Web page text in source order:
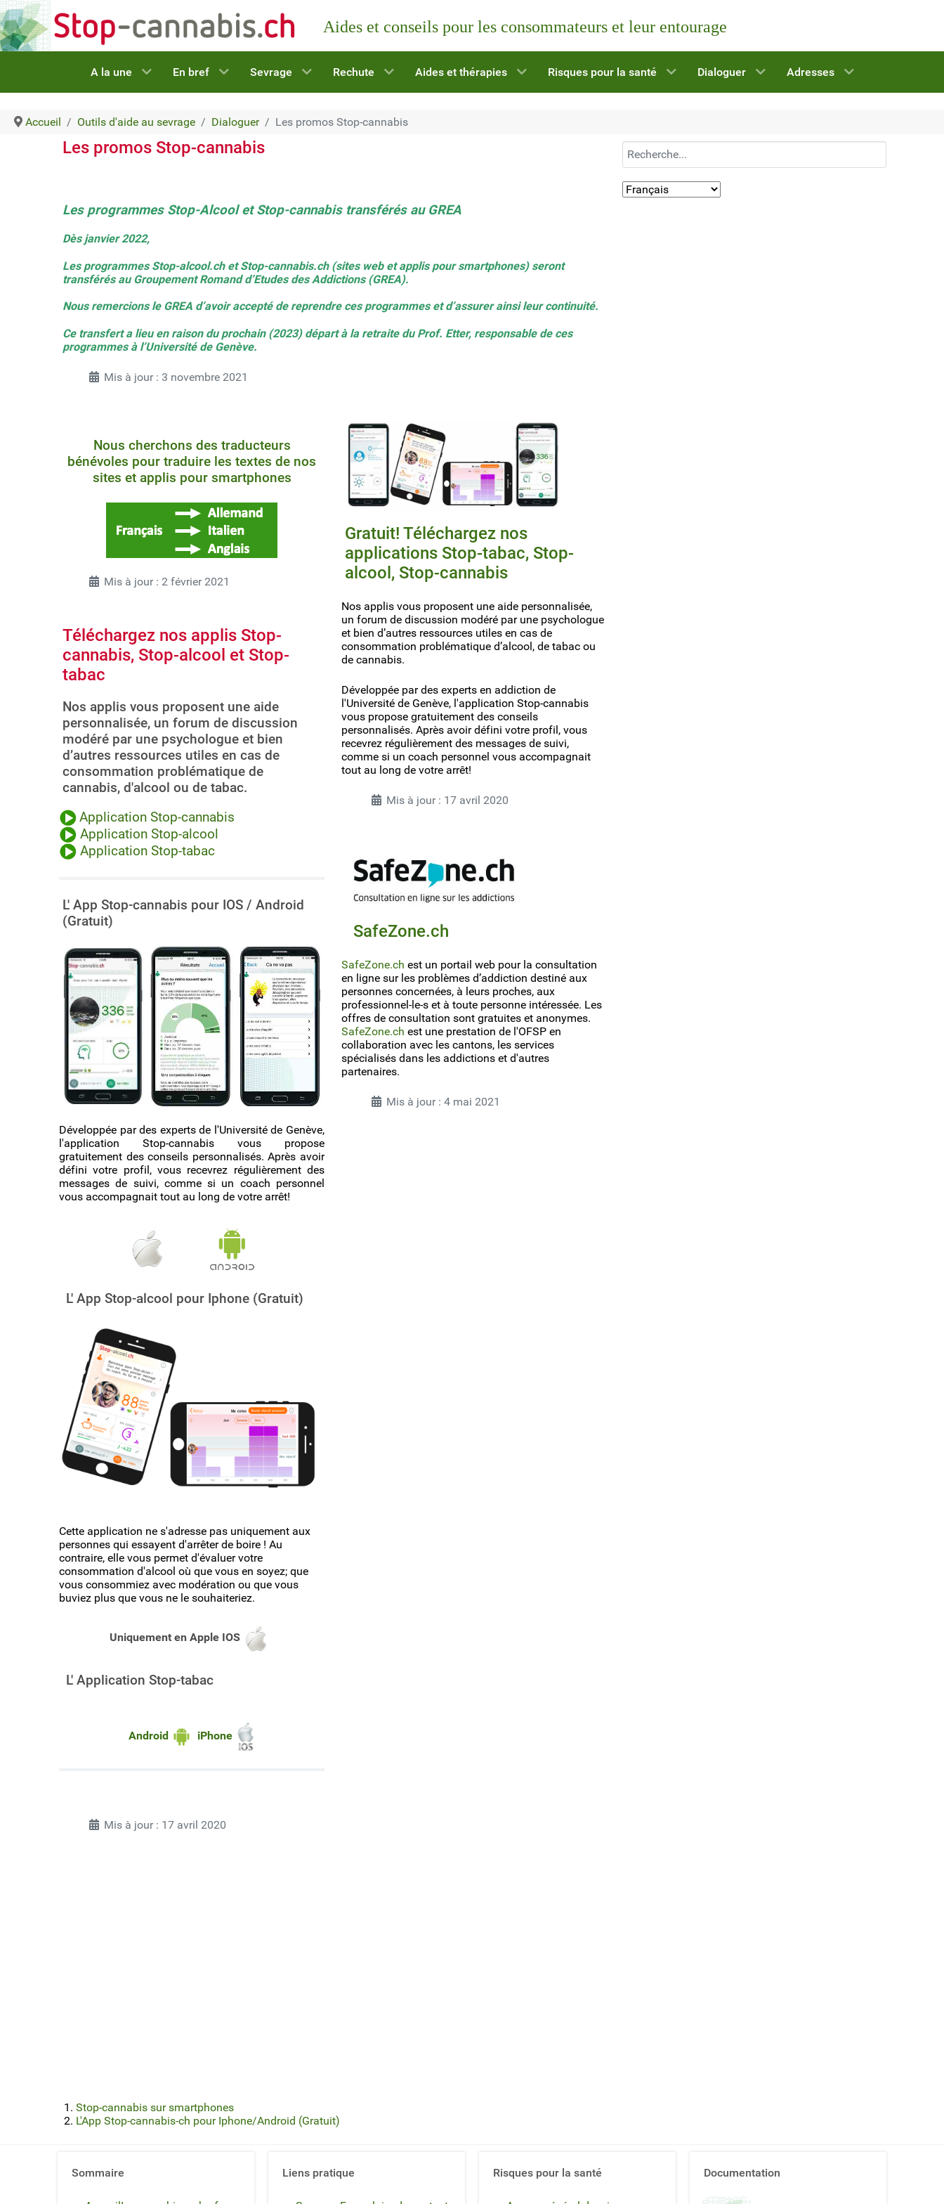
Aides et conseils pour les consommateurs et leur entourage
A la une En bref Sevrage Rechute Aides et thérapies Risques pour la santé Dialoguer Adresses
Accueil Outils d'aide au sevrage Dialoguer Les promos Stop-cannabis
Les promos Stop-cannabis
Les programmes Stop-Alcool et Stop-cannabis transférés au GREA
Dès janvier 2022,
Les programmes Stop-alcool.ch et Stop-cannabis.ch (sites web et applis pour smartphones) seront
transférés au Groupement Romand d’Etudes des Addictions (GREA).
Nous remercions le GREA d’avoir accepté de reprendre ces programmes et d’assurer ainsi leur continuité.
Ce transfert a lieu en raison du prochain (2023) départ à la retraite du Prof. Etter, responsable de ces
programmes à l’Université de Genève.
Mis à jour : 3 novembre 2021
Nous cherchons des traducteurs
bénévoles pour traduire les textes de nos
sites et applis pour smartphones
Mis à jour : 2 février 2021
Téléchargez nos applis Stop-
cannabis, Stop-alcool et Stop-
tabac
Nos applis vous proposent une aide
personnalisée, un forum de discussion
modéré par une psychologue et bien
d’autres ressources utiles en cas de
consommation problématique de
cannabis, d'alcool ou de tabac.
Application Stop-cannabis
Application Stop-alcool
Application Stop-tabac
L' App Stop-cannabis pour IOS / Android
(Gratuit)
Développée par des experts de l'Université de Genève,
l'application Stop-cannabis vous propose
gratuitement des conseils personnalisés. Après avoir
défini votre profil, vous recevrez régulièrement des
messages de suivi, comme si un coach personnel
vous accompagnait tout au long de votre arrêt!
L' App Stop-alcool pour Iphone (Gratuit)
Cette application ne s'adresse pas uniquement aux
personnes qui essayent d'arrêter de boire ! Au
contraire, elle vous permet d'évaluer votre
consommation d'alcool où que vous en soyez; que
vous consommiez avec modération ou que vous
buviez plus que vous ne le souhaiteriez.
Uniquement en Apple IOS
L' Application Stop-tabac
Android iPhone
Mis à jour : 17 avril 2020
Gratuit! Téléchargez nos
applications Stop-tabac, Stop-
alcool, Stop-cannabis
Nos applis vous proposent une aide personnalisée,
un forum de discussion modéré par une psychologue
et bien d’autres ressources utiles en cas de
consommation problématique d’alcool, de tabac ou
de cannabis.
Développée par des experts en addiction de
l'Université de Genève, l'application Stop-cannabis
vous propose gratuitement des conseils
personnalisés. Après avoir défini votre profil, vous
recevrez régulièrement des messages de suivi,
comme si un coach personnel vous accompagnait
tout au long de votre arrêt!
Mis à jour : 17 avril 2020
SafeZone.ch
SafeZone.ch est un portail web pour la consultation
en ligne sur les problèmes d’addiction destiné aux
personnes concernées, à leurs proches, aux
professionnel-le-s et à toute personne intéressée. Les
offres de consultation sont gratuites et anonymes.
SafeZone.ch est une prestation de l'OFSP en
collaboration avec les cantons, les services
spécialisés dans les addictions et d'autres
partenaires.
Mis à jour : 4 mai 2021
Stop-cannabis sur smartphones
L'App Stop-cannabis-ch pour Iphone/Android (Gratuit)
Recherchez...
Sommaire Liens pratique Risques pour la santé Documentation